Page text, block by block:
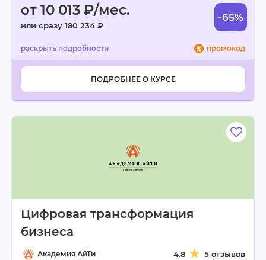
от 10 013 ₽/мес.
или сразу 180 234 ₽
-65%
промокод
ПОДРОБНЕЕ О КУРСЕ
Цифровая трансформация
бизнеса
Академия АйТи 4.8 5 отзывов